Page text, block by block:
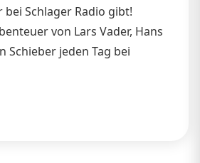
bei Schlager Radio gibt!
von Lars Vader, Hans
Schieber jeden Tag bei